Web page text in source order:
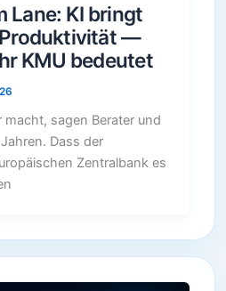
Lane: KI bringt
Produktivität —
KMU bedeutet
macht, sagen Berater und
Dass der
Zentralbank es